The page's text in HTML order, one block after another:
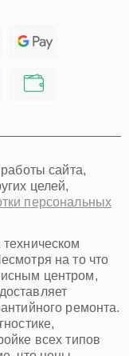
сайта,
целей,
персональных
на то что
центром,
ремонта.
всех типов